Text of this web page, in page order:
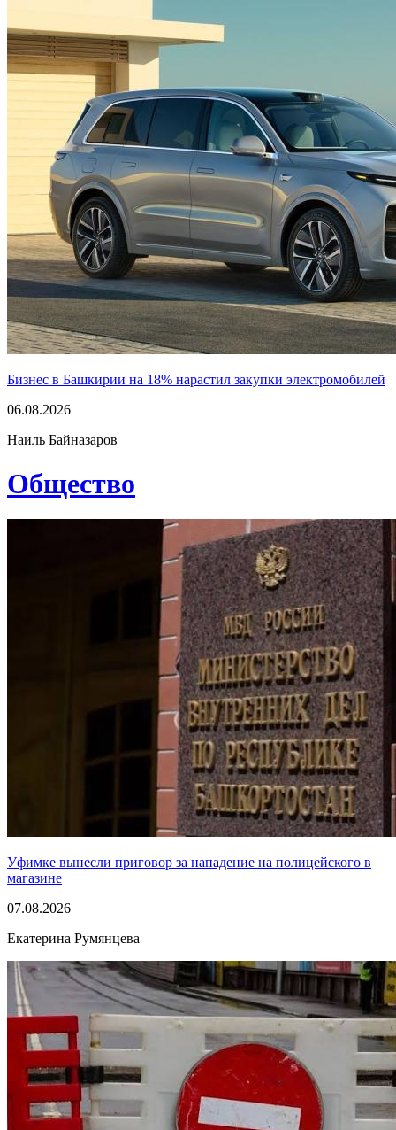
Бизнес в Башкирии на 18% нарастил закупки электромобилей
06.08.2026
Наиль Байназаров
Общество
Уфимке вынесли приговор за нападение на полицейского в
магазине
07.08.2026
Екатерина Румянцева